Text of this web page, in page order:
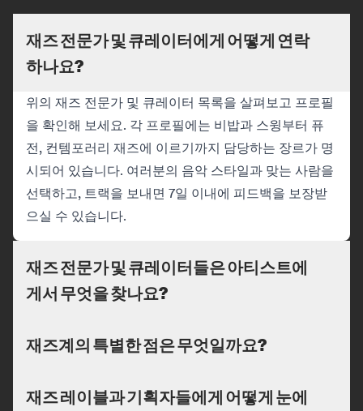
재즈 전문가 및 큐레이터에게 어떻게 연락
하나요?
위의 재즈 전문가 및 큐레이터 목록을 살펴보고 프로필
을 확인해 보세요. 각 프로필에는 비밥과 스윙부터 퓨
전, 컨템포러리 재즈에 이르기까지 담당하는 장르가 명
시되어 있습니다. 여러분의 음악 스타일과 맞는 사람을
선택하고, 트랙을 보내면 7일 이내에 피드백을 보장받
으실 수 있습니다.
재즈 전문가 및 큐레이터들은 아티스트에
게서 무엇을 찾나요?
재즈계의 특별한 점은 무엇일까요?
재즈 레이블과 기획자들에게 어떻게 눈에